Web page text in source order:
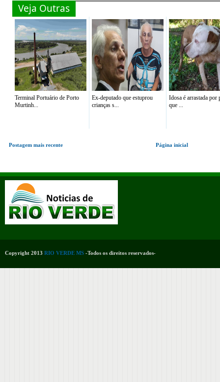
Veja Outras
Terminal Portuário de Porto
Murtinh...
Ex-deputado que estuprou
crianças s...
Idosa é arrastada por
que ...
Postagem mais recente Página inicial
Copyright 2013 RIO VERDE MS -Todos os direitos reservados-